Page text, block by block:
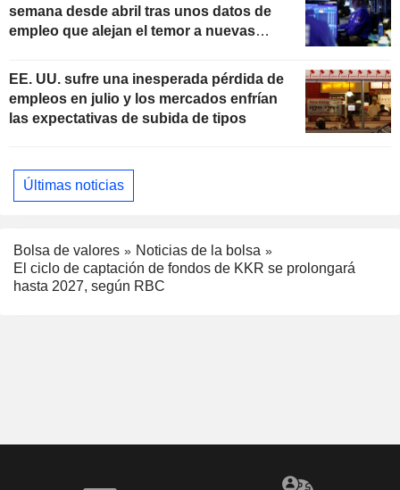
semana desde abril tras unos datos de
empleo que alejan el temor a nuevas
EE. UU. sufre una inesperada pérdida de
empleos en julio y los mercados enfrían
las expectativas de subida de tipos
Últimas noticias
Bolsa de valores
Noticias de la bolsa
El ciclo de captación de fondos de KKR se prolongará
hasta 2027, según RBC